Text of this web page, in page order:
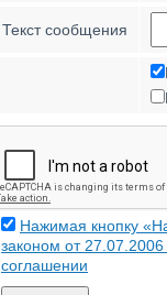
Текст сообщения
Нажимая кнопку
законом от
соглашении